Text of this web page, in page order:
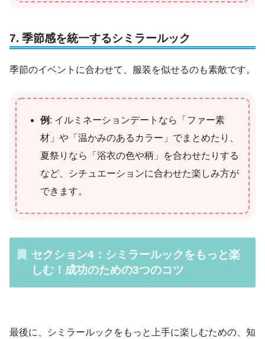
7. 季節感を統一するシミラールック
季節のイベントに合わせて、服装を似せるのも素敵です。
例 : イルミネーションデートなら「ファー素
材」や「温かみのあるカラー」でまとめたり、
夏祭りなら「浴衣の色や柄」を合わせたりする
など、シチュエーションに合わせた楽しみ方が
できます。
セクション4：シミラールックをもっと楽
しむ！成功のための3つのコツ
最後に、シミラールックをもっと上手に楽しむための、知